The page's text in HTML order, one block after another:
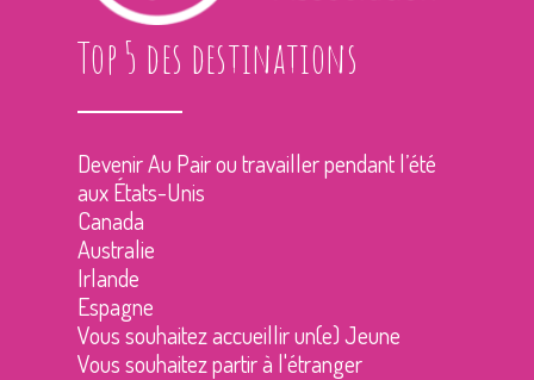
Top 5 des destinations
Devenir Au Pair ou travailler pendant l’été
aux États-Unis
Canada
Australie
Irlande
Espagne
Vous souhaitez accueillir un(e) Jeune
Vous souhaitez partir à l'étranger